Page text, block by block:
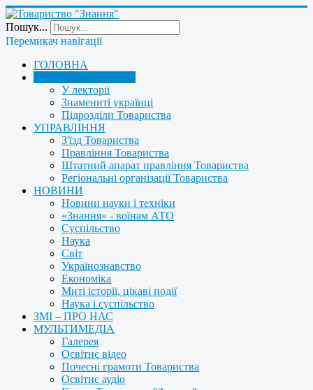
Пошук...
Перемикач навігації
ГОЛОВНА
У лекторії
Знамениті українці
Підрозділи Товариства
УПРАВЛІННЯ
З'їзд Товариства
Правління Товариства
Штатний апарат правління Товариства
Регіональні організації Товариства
НОВИНИ
Новини науки і техніки
«Знання» - воїнам АТО
Суспільство
Наука
Світ
Українознавство
Економіка
Миті історії, цікаві події
Наука і суспільство
ЗМІ – ПРО НАС
МУЛЬТИМЕДІА
Галерея
Освітнє відео
Почесні грамоти Товариства
Освітнє аудіо